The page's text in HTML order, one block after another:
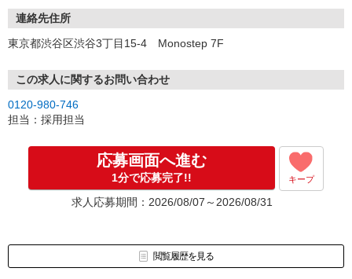
★スマホでWEB面接（LINEなど）・出張面接・事務所面接と選べま
す
③面接実施（履歴書不要）
※ご希望があれば、職場見学の調整もOKです！
お気軽にご応募ください♪
連絡先住所
東京都渋谷区渋谷3丁目15-4 Monostep 7F
この求人に関するお問い合わせ
0120-980-746
担当：採用担当
応募画面へ進む
1分で応募完了!! キープ
求人応募期間：2026/08/07～2026/08/31
閲覧履歴を見る